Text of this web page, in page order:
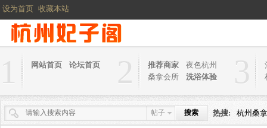
设为首页 收藏本站
1 网站首页 论坛首页 2 推荐商家
夜色杭州
桑拿会所
洗浴体验 3
帖子 搜索 热搜: 杭州桑